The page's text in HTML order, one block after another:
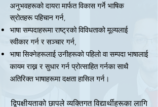
अनुभवहरूको दायरा मार्फत विकास गर्ने भाषिक
स्रोतहरू पहिचान गर्न,
भाषा सम्पदाहरूमा राष्ट्रको विविधताको मूल्यलाई
स्वीकार गर्न र सञ्चार गर्न,
भाषा सिक्नेहरूलाई उनीहरूको पहिलो वा सम्पदा भाषालाई
कायम राख्न र सुधार गर्न प्रोत्साहित गर्नका साथै
अतिरिक्त भाषाहरूमा दक्षता हासिल गर्न।
द्विपक्षीयताको छापले व्यक्तिगत विद्यार्थीहरूका लागि